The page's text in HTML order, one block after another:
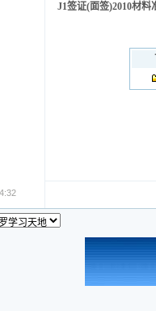
J1签证(面签)2010材料